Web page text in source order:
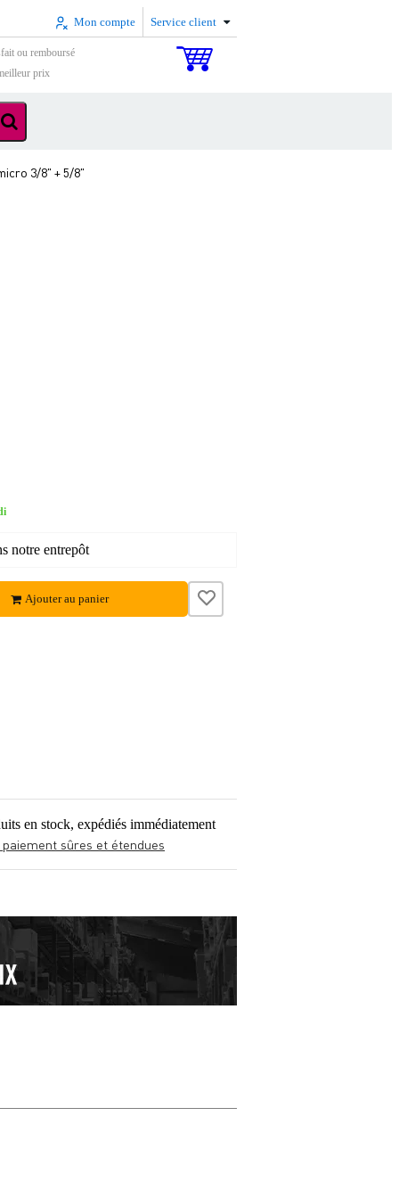
Mon compte Service client
ou remboursé
prix
3/8" + 5/8"
notre entrepôt
Ajouter au panier
en stock, expédiés immédiatement
sûres et étendues